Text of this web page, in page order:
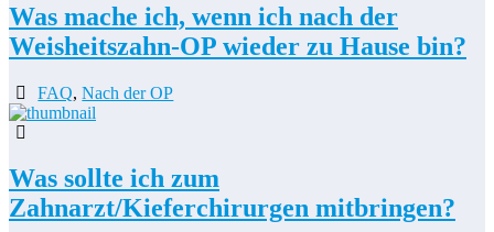
Was mache ich, wenn ich nach der
Weisheitszahn-OP wieder zu Hause bin?
FAQ,Nach der OP
Was sollte ich zum
Zahnarzt/Kieferchirurgen mitbringen?